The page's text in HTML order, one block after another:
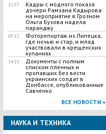
11:57
Кадры с модного показа
дочери Рамзана Кадырова:
на мероприятие в Грозном
Ольга Бузова надела
паранджу
09:12
Фоторепортаж из Липецка,
где ночью и стар, и млад
участвовали в крещенских
купаниях
14:13
Документы с полным
списком пленных и
пропавших без вести
украинских солдат в
Донбассе, опубликованные
Савченко
ВСЕ НОВОСТИ »
НАУКА И ТЕХНИКА